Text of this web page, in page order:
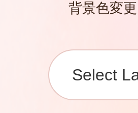
背景色変更